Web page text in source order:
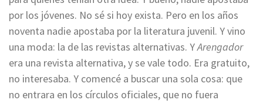
por los jóvenes. No sé si hoy exista. Pero en los años
noventa nadie apostaba por la literatura juvenil. Y vino
una moda: la de las revistas alternativas. YArengador
era una revista alternativa, y se vale todo. Era gratuito,
no interesaba. Y comencé a buscar una sola cosa: que
no entrara en los círculos oficiales, que no fuera